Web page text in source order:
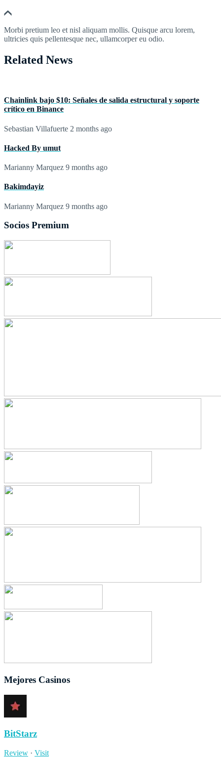
Morbi pretium leo et nisl aliquam mollis. Quisque arcu lorem,
ultricies quis pellentesque nec, ullamcorper eu odio.
Related News
Chainlink bajo $10: Señales de salida estructural y soporte
crítico en Binance
Sebastian Villafuerte 2 months ago
Hacked By umut
Marianny Marquez 9 months ago
Bakimdayiz
Marianny Marquez 9 months ago
Socios Premium
Mejores Casinos
BitStarz
Review · Visit